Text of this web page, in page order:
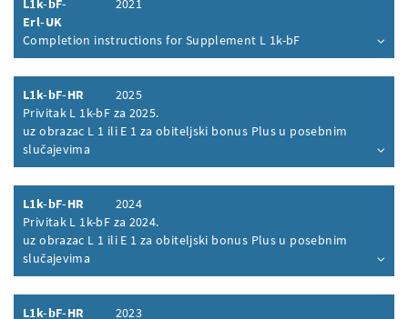
Erl-UK
Completion instructions for Supplement L 1k-bF
Inhalt aufklappen
L1k-bF-HR
2025
Privitak L 1k-bF za 2025.
uz obrazac L 1 ili E 1 za obiteljski bonus Plus u posebnim
slučajevima
Inhalt aufklappen
L1k-bF-HR
2024
Privitak L 1k-bF za 2024.
uz obrazac L 1 ili E 1 za obiteljski bonus Plus u posebnim
slučajevima
Inhalt aufklappen
L1k-bF-HR 2023